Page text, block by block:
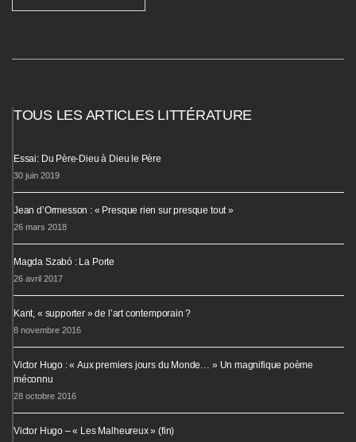
TOUS LES ARTICLES LITTÉRATURE
Essai: Du Père-Dieu à Dieu le Père
30 juin 2019
Jean d’Ormesson : « Presque rien sur presque tout »
26 mars 2018
Magda Szabó : La Porte
26 avril 2017
Kant, « supporter » de l’art contemporain ?
8 novembre 2016
Victor Hugo : « Aux premiers jours du Monde… » Un magnifique poème
méconnu
28 octobre 2016
Victor Hugo – « Les Malheureux » (fin)